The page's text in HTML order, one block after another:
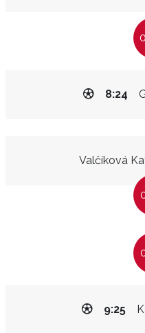
8:24
Valčíková
9:25